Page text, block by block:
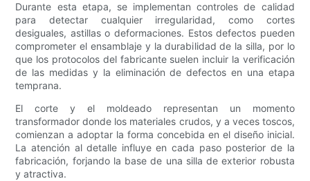
Durante esta etapa, se implementan controles de calidad
para detectar cualquier irregularidad, como cortes
desiguales, astillas o deformaciones. Estos defectos pueden
comprometer el ensamblaje y la durabilidad de la silla, por lo
que los protocolos del fabricante suelen incluir la verificación
de las medidas y la eliminación de defectos en una etapa
temprana.
El corte y el moldeado representan un momento
transformador donde los materiales crudos, y a veces toscos,
comienzan a adoptar la forma concebida en el diseño inicial.
La atención al detalle influye en cada paso posterior de la
fabricación, forjando la base de una silla de exterior robusta
y atractiva.